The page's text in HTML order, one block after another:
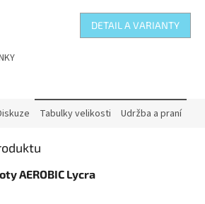
DETAIL A VARIANTY
Tabulky velikosti Udržba a praní
AEROBIC Lycra